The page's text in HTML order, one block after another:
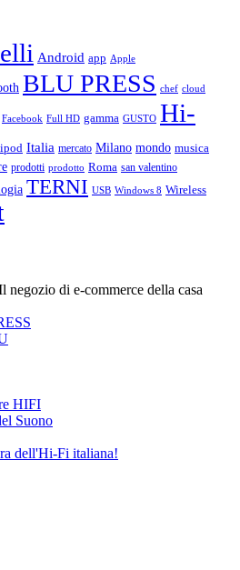
Android app Apple
BLU PRESS chef cloud
Facebook Full HD gamma GUSTO Hi-
ipod Italia mercato Milano mondo musica
prodotti prodotto Roma san valentino
TERNI USB Windows 8 Wireless
negozio di e-commerce della casa
HIFI
Suono
dell'Hi-Fi italiana!